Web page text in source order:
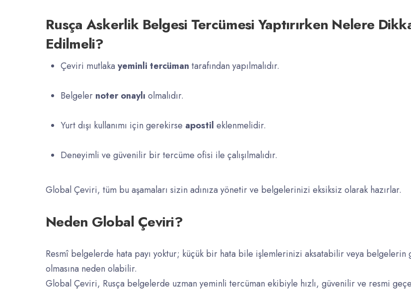
Rusça Askerlik Belgesi Tercümesi Yaptırırken Nelere
Edilmeli?
Çeviri mutlaka yeminli tercüman tarafından yapılmalıdır.
Belgeler noter onaylı olmalıdır.
Yurt dışı kullanımı için gerekirse apostil eklenmelidir.
Deneyimli ve güvenilir bir tercüme ofisi ile çalışılmalıdır.
Global Çeviri, tüm bu aşamaları sizin adınıza yönetir ve belgelerinizi eksiksiz olarak hazırlar.
Neden Global Çeviri?
Resmî belgelerde hata payı yoktur; küçük bir hata bile işlemlerinizi aksatabilir veya belgelerin
olmasına neden olabilir.
Global Çeviri, Rusça belgelerde uzman yeminli tercüman ekibiyle hızlı, güvenilir ve resmi